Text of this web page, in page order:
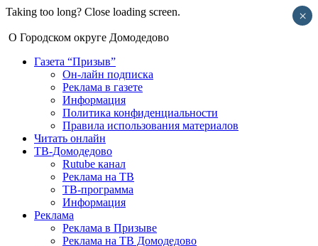
Taking too long? Close loading screen.
О Городском округе Домодедово
Газета “Призыв”
Он-лайн подписка
Реклама в газете
Информация
Политика конфиденциальности
Правила использования материалов
Читать онлайн
ТВ-Домодедово
Rutube канал
Реклама на ТВ
ТВ-программа
Информация
Реклама
Реклама в Призыве
Реклама на ТВ Домодедово
×